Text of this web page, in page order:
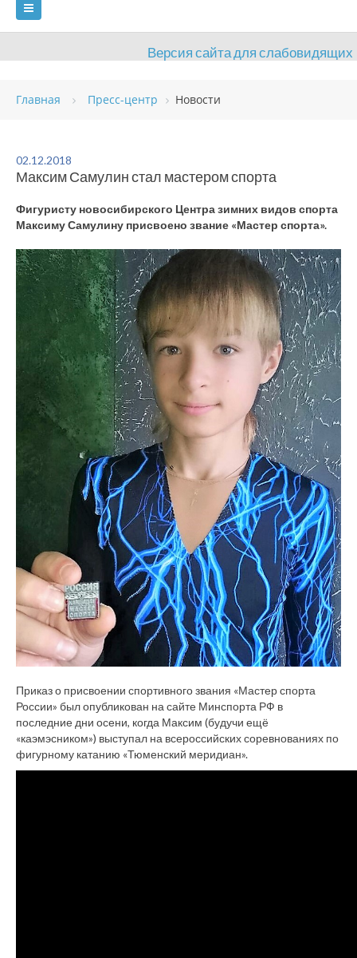
Версия сайта для слабовидящих
ГЛАВНАЯ
ВИДЫ СПОРТА
ОЦЕНКА КАЧЕСТВА ОБРАЗОВАНИЯ ВАКАНСИИ
ПЛАТНЫЕ УСЛУГИ КОНТАКТЫ
Главная Пресс-центр Новости
02.12.2018
Максим Самулин стал мастером спорта
Фигуристу новосибирского Центра зимних видов спорта
Максиму Самулину присвоено звание «Мастер спорта».
Приказ о присвоении спортивного звания «Мастер спорта
России» был опубликован на сайте Минспорта РФ в
последние дни осени, когда Максим (будучи ещё
«каэмэсником») выступал на всероссийских соревнованиях по
фигурному катанию «Тюменский меридиан».